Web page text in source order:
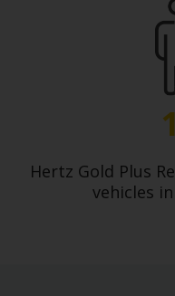
Hertz Gold Plus
vehicles